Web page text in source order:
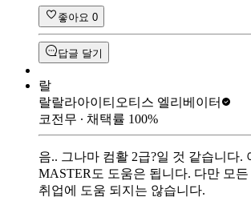
좋아요 0
답글 달기
랄
랄랄라아이티 오티스 엘리베이터
코전무 ∙ 채택률 100%
음.. 그나마 컴활 2급?일 것 같습니다.
MASTER도 도움은 됩니다. 다만 모
취업에 도움 되지는 않습니다.